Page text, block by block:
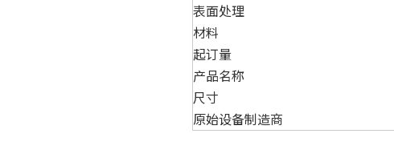
表面处理
材料
起订量
产品名称
尺寸
原始设备制造商